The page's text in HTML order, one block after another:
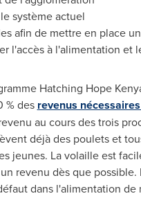
système actuel
afin de mettre en place
l'accès à l'alimentation
Hatching Hope
% des revenus
au cours des trois
déjà des poulets et
jeunes. La volaille est
revenu dès que
dans l'alimentation de